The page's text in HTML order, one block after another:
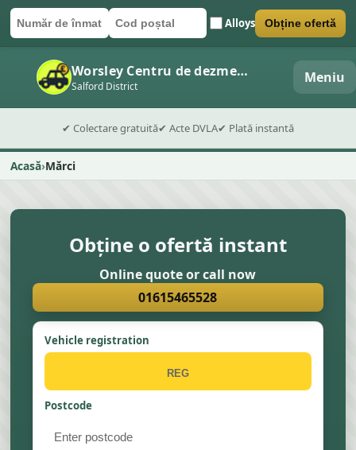
Număr de înmatriculare
Cod poștal Alloys
Trimite formularul Obține ofertă
Worsley Centru de dezmembrări auto
Salford District Meniu
✔ Colectare gratuită✔ Acte DVLA✔ Plată instantă
Acasă Mărci
Obține o ofertă instant
Online quote or call now
01615465528
Vehicle registration
Postcode